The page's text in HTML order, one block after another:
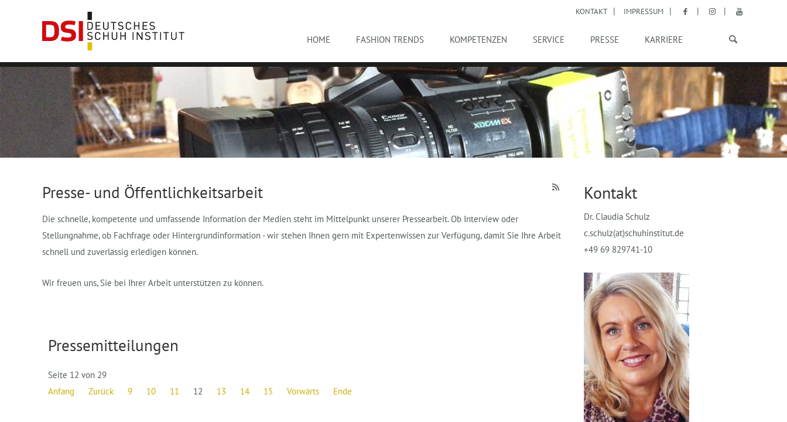
KONTAKT IMPRESSUM
HOME FASHION TRENDS KOMPETENZEN SERVICE PRESSE KARRIERE
Presse- und Öffentlichkeitsarbeit
Die schnelle, kompetente und umfassende Information der Medien steht im Mittelpunkt unserer Pressearbeit. Ob Interview oder
Stellungnahme, ob Fachfrage oder Hintergrundinformation - wir stehen Ihnen gern mit Expertenwissen zur Verfügung, damit Sie Ihre Arbeit
schnell und zuverlässig erledigen können.
Wir freuen uns, Sie bei Ihrer Arbeit unterstützen zu können.
Pressemitteilungen
Seite 12 von 29
Anfang
Zurück 9 10 11 12 13 14 15 Vorwärts Ende
Kontakt
Dr. Claudia Schulz
c.schulz(at)schuhinstitut.de
+49 69 829741-10